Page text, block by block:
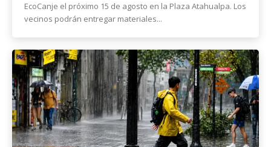
EcoCanje el próximo 15 de agosto en la Plaza Atahualpa. Los
vecinos podrán entregar materiales...